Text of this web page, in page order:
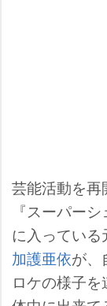
芸能活動を
『スーパー
に入っている
加護亜依が、
ロケの様子